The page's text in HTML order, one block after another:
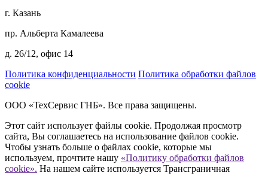
г. Казань
пр. Альберта Камалеева
д. 26/12, офис 14
Политика конфиденциальности Политика обработки файлов
cookie
ООО «ТехСервис ГНБ». Все права защищены.
Этот сайт использует файлы cookie. Продолжая просмотр
сайта, Вы соглашаетесь на использование файлов cookie.
Чтобы узнать больше о файлах cookie, которые мы
используем, прочтите нашу «Политику обработки файлов
cookie». На нашем сайте используется Трансграничная